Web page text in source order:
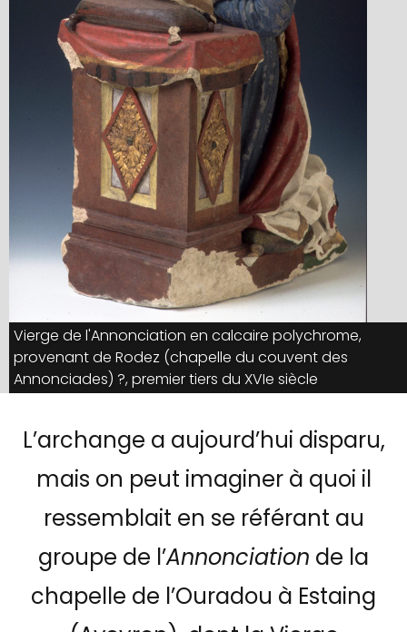
Vierge de l'Annonciation en calcaire polychrome,
provenant de Rodez (chapelle du couvent des
Annonciades) ?, premier tiers du XVIe siècle
L’archange a aujourd’hui disparu,
mais on peut imaginer à quoi il
ressemblait en se référant au
groupe de l’Annonciation de la
chapelle de l’Ouradou à Estaing